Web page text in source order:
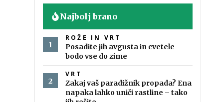
Najbolj brano
ROŽE IN VRT
Posadite jih avgusta in cvetele
bodo vse do zime
VRT
Zakaj vaš paradižnik propada? Ena
napaka lahko uniči rastline – tako